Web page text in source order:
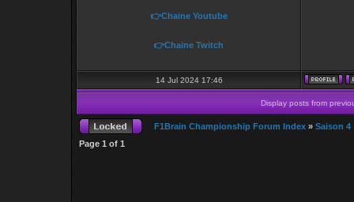
👉Chaine Youtube
👉Chaine Twitch
14 Jul 2024 17:46
Display posts from
F1Brain Championship Forum Index » Saison 4
Page 1 of 1